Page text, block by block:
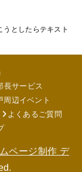
うとしたらテキスト
長サービス
周辺イベント
よくあるご質問
ページ制作 デ